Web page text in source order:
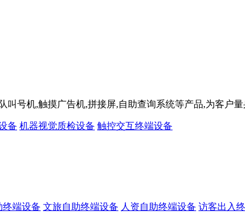
叫号机,触摸广告机,拼接屏,自助查询系统等产品,为客户
备 机器视觉质检设备 触控交互终端设备
终端设备 文旅自助终端设备 人资自助终端设备 访客出入